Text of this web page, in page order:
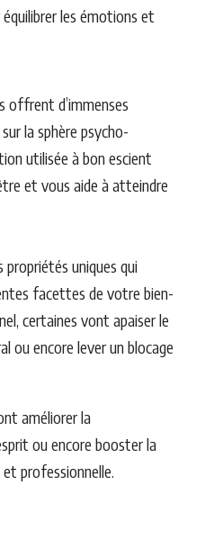
les émotions et
offrent d’immenses
la sphère psycho-
utilisée à bon escient
et vous aide à atteindre
propriétés uniques qui
facettes de votre bien-
certaines vont apaiser le
ou encore lever un blocage
améliorer la
ou encore booster la
professionnelle.